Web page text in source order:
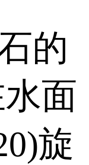
的
面
旋